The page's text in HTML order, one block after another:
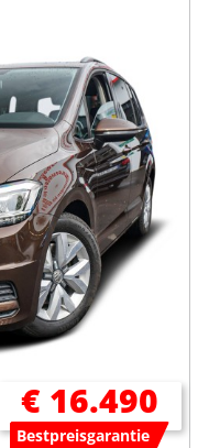
€ 16.490
Bestpreisgarantie